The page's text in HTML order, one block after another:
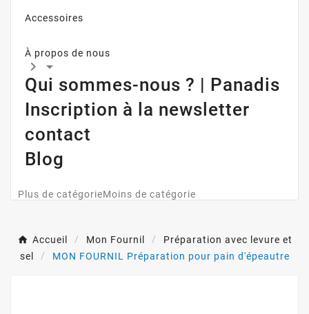
Accessoires
À propos de nous
 
Qui sommes-nous ? | Panadis
Inscription à la newsletter
contact
Blog
Plus de catégorieMoins de catégorie
Accueil Mon Fournil
Préparation avec levure et
sel
MON FOURNIL Préparation pour pain d'épeautre